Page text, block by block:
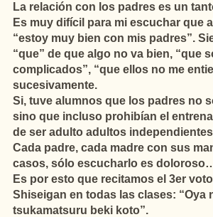
La relación con los padres es un
Es muy difícil para mi escuchar que
“estoy muy bien con mis padres”.
“que” de que algo no va bien, “que
complicados”, “que ellos no me
sucesivamente.
Si, tuve alumnos que los padres no
sino que incluso prohibían el
de ser adulto adultos
Cada padre, cada madre con sus
casos, sólo escucharlo es
Es por esto que recitamos el 3er
Shiseigan en todas las clases: “Oya
tsukamatsuru beki koto”.